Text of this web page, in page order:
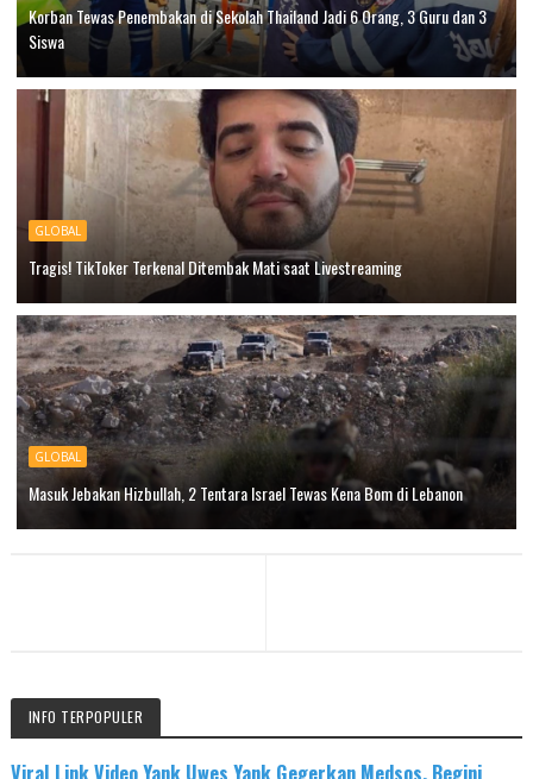
Korban Tewas Penembakan di Sekolah Thailand Jadi 6 Orang, 3 Guru dan 3
Siswa
GLOBAL
Tragis! TikToker Terkenal Ditembak Mati saat Livestreaming
GLOBAL
Masuk Jebakan Hizbullah, 2 Tentara Israel Tewas Kena Bom di Lebanon
INFO TERPOPULER
Viral Link Video Yank Uwes Yank Gegerkan Medsos, Begini